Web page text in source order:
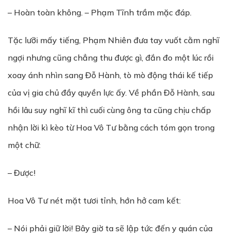
– Hoàn toàn không. – Phạm Tĩnh trầm mặc đáp.
Tặc lưỡi mấy tiếng, Phạm Nhiên đưa tay vuốt cằm nghĩ
ngợi nhưng cũng chẳng thu được gì, đắn đo một lúc rồi
xoay ánh nhìn sang Đỗ Hành, tò mò động thái kế tiếp
của vị gia chủ đầy quyền lực ấy. Về phần Đỗ Hành, sau
hồi lâu suy nghĩ kĩ thì cuối cùng ông ta cũng chịu chấp
nhận lời kì kèo từ Hoa Vô Tư bằng cách tóm gọn trong
một chữ:
– Được!
Hoa Vô Tư nét mặt tươi tỉnh, hớn hở cam kết:
– Nói phải giữ lời! Bây giờ ta sẽ lập tức đến y quán của